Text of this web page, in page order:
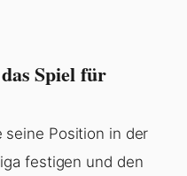
Spiel für
seine Position in der
festigen und den